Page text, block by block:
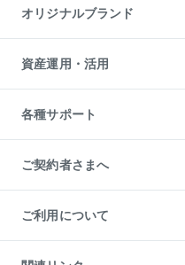
アパート経営
収益物件
ビル購入（ビル一棟）
投資用不動産の売却査定
事業用不動産の売却査定
マンションライブラリー
人気マンションランキング
暮らしに役立つ不動産メディア
不動産相場・不動産価格情報
不動産コラム・ニュース
不動産用語集
不動産なんでもネット相談室
住まいの税金
オリジナルブランド
一棟リノベーションマンション
L`GENTE（ルジェンテ）
区分リノベーションマンション
投資用一棟レジデンスWELL
不動産小口投資
LEGACIA（レガシア）
資産運用・活用
不動産M&A
アセットマネジメント・出資
各種サポート
相続サポート
リフォームサポート
ご契約者さまへ
ご紹介・再契約特典
入居者様専用-各種ご案内（賃貸）
東急こすもす会「こすもすWeb」
ご利用について
金融商品取引について